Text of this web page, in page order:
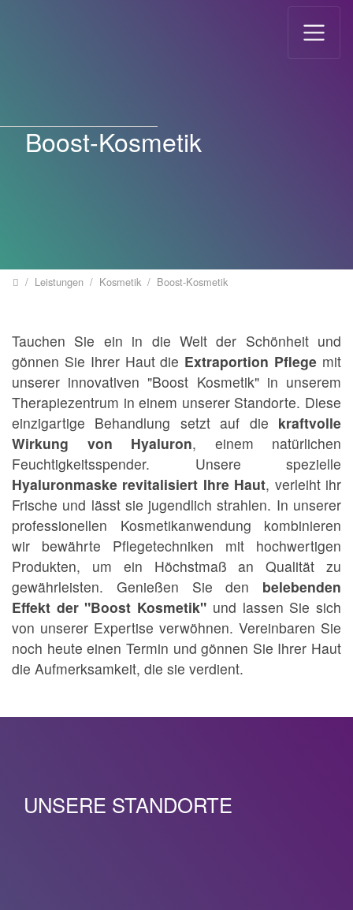
Boost-Kosmetik
HomeLeistungen Kosmetik Boost-Kosmetik
Tauchen Sie ein in die Welt der Schönheit und
gönnen Sie Ihrer Haut die Extraportion Pflege mit
unserer innovativen "Boost Kosmetik" in unserem
Therapiezentrum in einem unserer Standorte. Diese
einzigartige Behandlung setzt auf die kraftvolle
Wirkung von Hyaluron, einem natürlichen
Feuchtigkeitsspender. Unsere spezielle
Hyaluronmaske revitalisiert Ihre Haut, verleiht ihr
Frische und lässt sie jugendlich strahlen. In unserer
professionellen Kosmetikanwendung kombinieren
wir bewährte Pflegetechniken mit hochwertigen
Produkten, um ein Höchstmaß an Qualität zu
gewährleisten. Genießen Sie den belebenden
Effekt der "Boost Kosmetik" und lassen Sie sich
von unserer Expertise verwöhnen. Vereinbaren Sie
noch heute einen Termin und gönnen Sie Ihrer Haut
die Aufmerksamkeit, die sie verdient.
UNSERE STANDORTE